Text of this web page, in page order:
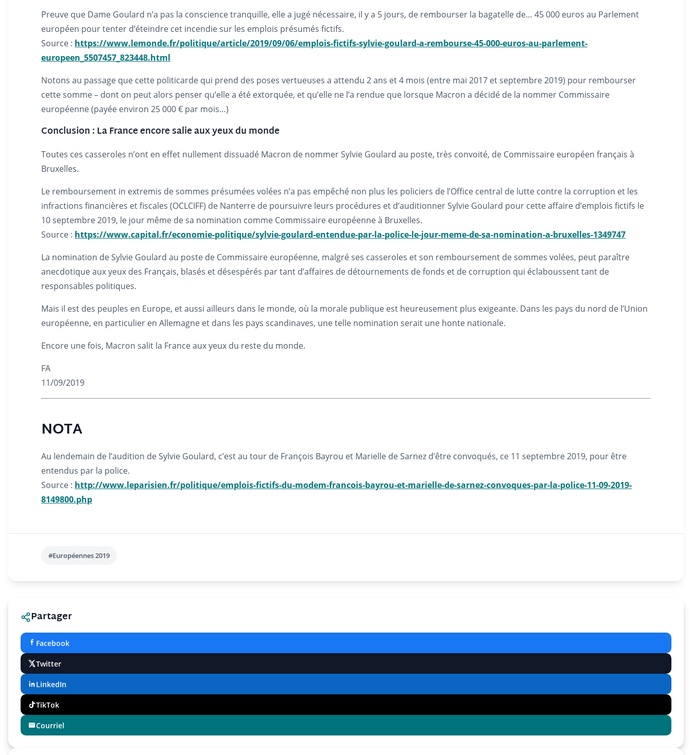
Preuve que Dame Goulard n’a pas la conscience tranquille, elle a jugé nécessaire, il y a 5 jours, de rembourser la bagatelle de… 45 000 euros au Parlement
européen pour tenter d’éteindre cet incendie sur les emplois présumés fictifs.
Source : https://www.lemonde.fr/politique/article/2019/09/06/emplois-fictifs-sylvie-goulard-a-rembourse-45-000-euros-au-parlement-
europeen_5507457_823448.html
Notons au passage que cette politicarde qui prend des poses vertueuses a attendu 2 ans et 4 mois (entre mai 2017 et septembre 2019) pour rembourser
cette somme – dont on peut alors penser qu’elle a été extorquée, et qu’elle ne l’a rendue que lorsque Macron a décidé de la nommer Commissaire
européenne (payée environ 25 000 € par mois…)
Conclusion : La France encore salie aux yeux du monde
Toutes ces casseroles n’ont en effet nullement dissuadé Macron de nommer Sylvie Goulard au poste, très convoité, de Commissaire européen français à
Bruxelles.
Le remboursement in extremis de sommes présumées volées n’a pas empêché non plus les policiers de l’Office central de lutte contre la corruption et les
infractions financières et fiscales (OCLCIFF) de Nanterre de poursuivre leurs procédures et d’auditionner Sylvie Goulard pour cette affaire d’emplois fictifs le
10 septembre 2019, le jour même de sa nomination comme Commissaire européenne à Bruxelles.
Source : https://www.capital.fr/economie-politique/sylvie-goulard-entendue-par-la-police-le-jour-meme-de-sa-nomination-a-bruxelles-1349747
La nomination de Sylvie Goulard au poste de Commissaire européenne, malgré ses casseroles et son remboursement de sommes volées, peut paraître
anecdotique aux yeux des Français, blasés et désespérés par tant d’affaires de détournements de fonds et de corruption qui éclaboussent tant de
responsables politiques.
Mais il est des peuples en Europe, et aussi ailleurs dans le monde, où la morale publique est heureusement plus exigeante. Dans les pays du nord de l’Union
européenne, en particulier en Allemagne et dans les pays scandinaves, une telle nomination serait une honte nationale.
Encore une fois, Macron salit la France aux yeux du reste du monde.
FA
11/09/2019
NOTA
Au lendemain de l’audition de Sylvie Goulard, c’est au tour de François Bayrou et Marielle de Sarnez d’être convoqués, ce 11 septembre 2019, pour être
entendus par la police.
Source : http://www.leparisien.fr/politique/emplois-fictifs-du-modem-francois-bayrou-et-marielle-de-sarnez-convoques-par-la-police-11-09-2019-
8149800.php
#Européennes 2019
Partager
Facebook
Twitter
LinkedIn
TikTok
Courriel